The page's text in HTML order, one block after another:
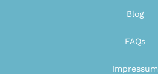
Blog
FAQs
Impressum